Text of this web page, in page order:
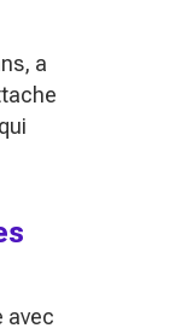
a
avec